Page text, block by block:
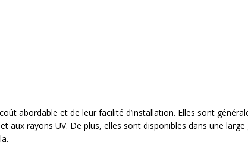
abordable et de leur facilité d’installation. Elles sont
aux rayons UV. De plus, elles sont disponibles dans une